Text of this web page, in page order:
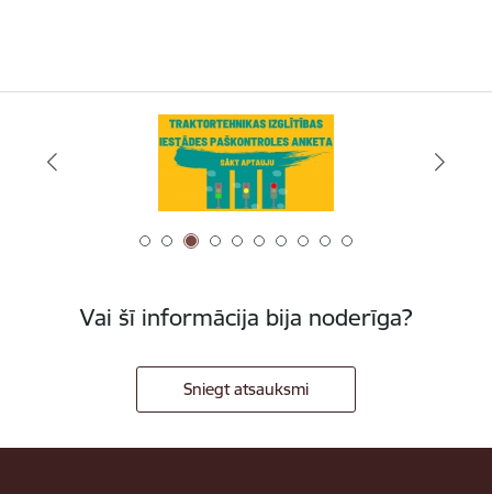
Vai šī informācija bija noderīga?
Sniegt atsauksmi